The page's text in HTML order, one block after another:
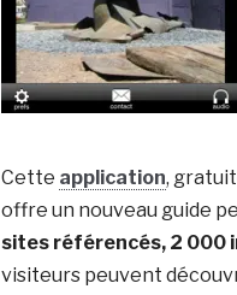
Cette application,
offre un nouveau guide
sites référencés, 2 000
visiteurs peuvent